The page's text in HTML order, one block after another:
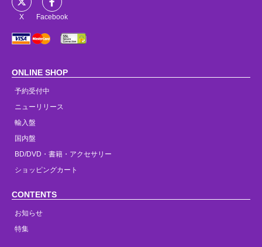
X Facebook
ONLINE SHOP
予約受付中
ニューリリース
輸入盤
国内盤
BD/DVD・書籍・アクセサリー
ショッピングカート
CONTENTS
お知らせ
特集